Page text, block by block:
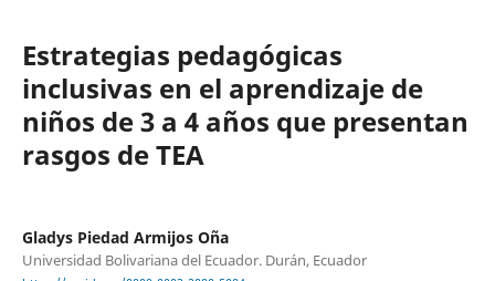
Estrategias pedagógicas
inclusivas en el aprendizaje de
niños de 3 a 4 años que presentan
rasgos de TEA
Gladys Piedad Armijos Oña
Universidad Bolivariana del Ecuador. Durán, Ecuador